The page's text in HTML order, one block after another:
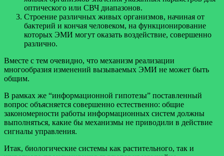
оптического или СВЧ диапазонов.
Строение различных живых организмов, начиная от
бактерий и кончая человеком, на функционирование
которых ЭМИ могут оказать воздействие, совершенно
различно.
Вместе с тем очевидно, что механизм реализации
многообразия изменений вызываемых ЭМИ не может быть
общим.
В рамках же “информационной гипотезы” поставленный
вопрос объясняется совершенно естественно: общие
закономерности работы информационных систем должны
выполняться, какие бы механизмы не приводили в действие
сигналы управления.
Итак, биологические системы как растительного, так и